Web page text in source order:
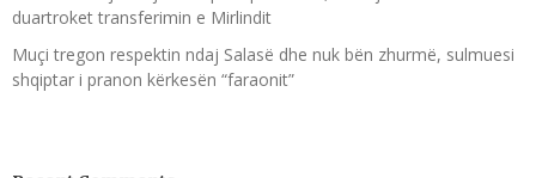
duartroket transferimin e Mirlindit
Muçi tregon respektin ndaj Salasë dhe nuk bën zhurmë, sulmuesi
shqiptar i pranon kërkesën “faraonit”